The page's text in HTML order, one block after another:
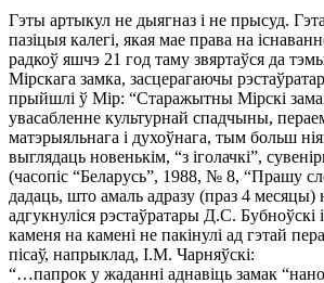
Гэты артыкул не дыягназ і не прысуд.
пазіцыя калегі, якая мае права на
радкоў яшчэ 21 год таму звяртаўся да
Мірскага замка, засцерагаючы
прыйшлі ў Мір: “Старажытны Мірскі
увасабленне культурнай спадчыны,
матэрыяльнага і духоўнага, тым больш
выглядаць новенькім, “з іголачкі”,
(часопіс “Беларусь”, 1988, № 8, “Прашу
дадаць, што амаль адразу (праз 4 месяцы)
адгукнуліся рэстаўратары Д.С. Бубноўскі
каменя на камені не пакінулі ад гэтай
пісаў, напрыклад, І.М. Чарняўскі:
“…папрок у жаданні аднавіць замак